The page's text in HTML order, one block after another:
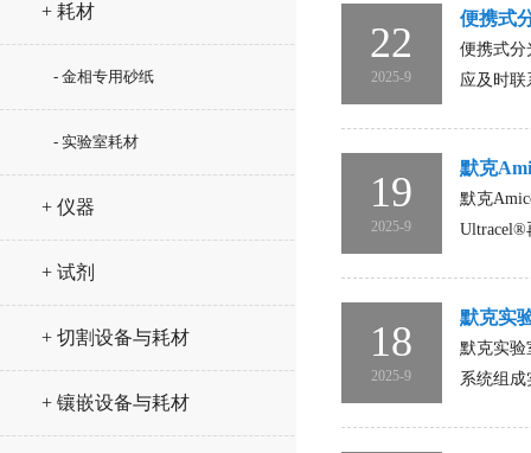
+ 耗材
- 金相专用砂纸
- 实验室耗材
+ 仪器
+ 试剂
+ 切割设备与耗材
+ 镶嵌设备与耗材
22
2025-9
便携式
便携式分
应及时
19
2025-9
默克
默克
Ultracel®
18
2025-9
默克实
默克实验
系统组成